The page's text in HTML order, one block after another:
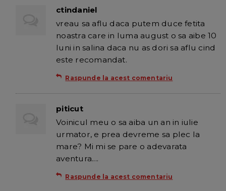
ctindaniel
vreau sa aflu daca putem duce fetita
noastra care in luma august o sa aibe 10
luni in salina daca nu as dori sa aflu cind
este recomandat.
Raspunde la acest comentariu
piticut
Voinicul meu o sa aiba un an in iulie
urmator, e prea devreme sa plec la
mare? Mi mi se pare o adevarata
aventura....
Raspunde la acest comentariu